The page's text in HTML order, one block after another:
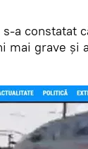
a constatat
mai grave și